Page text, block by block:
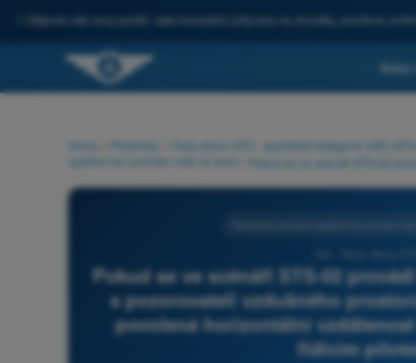
Objevte náš nový portál: vaše kompletní příprava na zkoušky, posílená
Kvízy
Home Předměty Testy drony STS - specifická kategorie UAS
opatření ke zmírnění rizik na zemi
Pokud se ve scénáři STS-02
s pozorovateli vzdušného
povolená horizontální
řídícím